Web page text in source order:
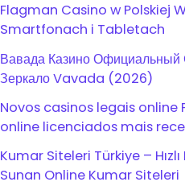
Flagman Casino w Polskiej
Smartfonach i Tabletach
Вавада Казино Официальный
Зеркало Vavada (2026)
Novos casinos legais
online licenciados mais
Kumar Siteleri Türkiye –
Sunan Online Kumar Siteleri